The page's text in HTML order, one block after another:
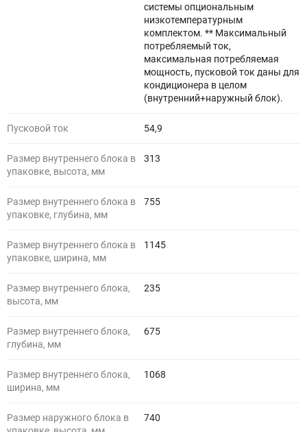
системы опциональным
низкотемпературным
комплектом. ** Максимальный
потребляемый ток,
максимальная потребляемая
мощность, пусковой ток даны для
кондиционера в целом
(внутренний+наружный блок).
Пусковой ток 54,9
Размер внутреннего блока в
упаковке, высота, мм
313
Размер внутреннего блока в
упаковке, глубина, мм
755
Размер внутреннего блока в
упаковке, ширина, мм
1145
Размер внутреннего блока,
высота, мм
235
Размер внутреннего блока,
глубина, мм
675
Размер внутреннего блока,
ширина, мм
1068
Размер наружного блока в
740